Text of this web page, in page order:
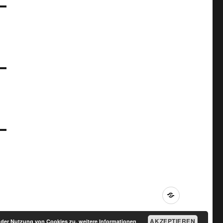
Impressum
Nutzung von Cookies zu. weitere Informationen AKZEPTIEREN